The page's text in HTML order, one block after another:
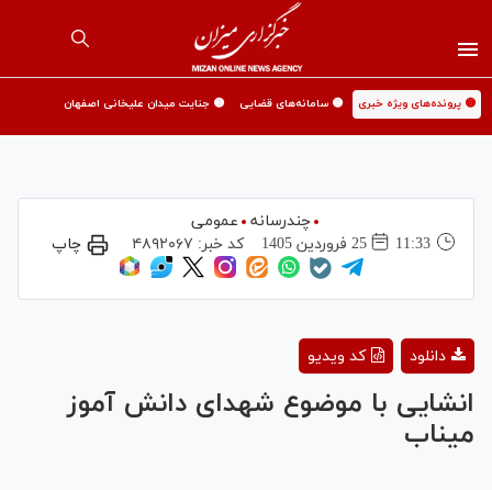
🟡 پرونده‌های ویژه خبری 🟡 سامانه‌های قضایی 🟡 جنایت میدان علیخانی اصفهان
چندرسانه
عمومی
11:33
25 فروردين 1405 کد خبر: ۴۸۹۲۰۶۷ چاپ
Video
کد ویدیو دانلود
انشایی با موضوع شهدای دانش آموز
میناب